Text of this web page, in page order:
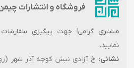
فروشگاه و انتشارات
مشتری گرامی! جهت پیگیری سفارشات
نمایید.
نشانی: